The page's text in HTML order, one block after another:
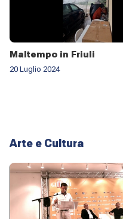
Maltempo in Friuli
20 Luglio 2024
Arte e Cultura